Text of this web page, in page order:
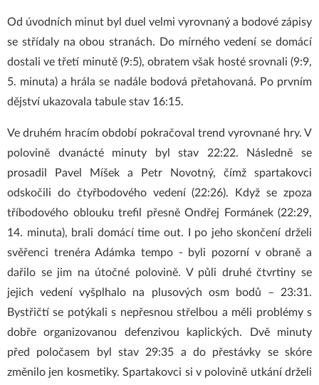
Od úvodních minut byl duel velmi vyrovnaný a bodové zápisy
se střídaly na obou stranách. Do mírného vedení se domácí
dostali ve třetí minutě (9:5), obratem však hosté srovnali (9:9,
5. minuta) a hrála se nadále bodová přetahovaná. Po prvním
dějství ukazovala tabule stav 16:15.
Ve druhém hracím období pokračoval trend vyrovnané hry. V
polovině dvanácté minuty byl stav 22:22. Následně se
prosadil Pavel Míšek a Petr Novotný, čímž spartakovci
odskočili do čtyřbodového vedení (22:26). Když se zpoza
tříbodového oblouku trefil přesně Ondřej Formánek (22:29,
14. minuta), brali domácí time out. I po jeho skončení drželi
svěřenci trenéra Adámka tempo - byli pozorní v obraně a
dařilo se jim na útočné polovině. V půli druhé čtvrtiny se
jejich vedení vyšplhalo na plusových osm bodů – 23:31.
Bystřičtí se potýkali s nepřesnou střelbou a měli problémy s
dobře organizovanou defenzivou kaplických. Dvě minuty
před poločasem byl stav 29:35 a do přestávky se skóre
změnilo jen kosmetiky. Spartakovci si v polovině utkání drželi